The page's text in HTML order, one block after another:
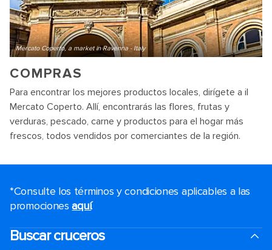
Mercato Coperto, a market in Ravenna - Italy
COMPRAS
Para encontrar los mejores productos locales, dirígete a il
Mercato Coperto. Allí, encontrarás las flores, frutas y
verduras, pescado, carne y productos para el hogar más
frescos, todos vendidos por comerciantes de la región.
*Consulte los términos y condiciones aplicables a las
promocionesaquí.
Buscar cruceros